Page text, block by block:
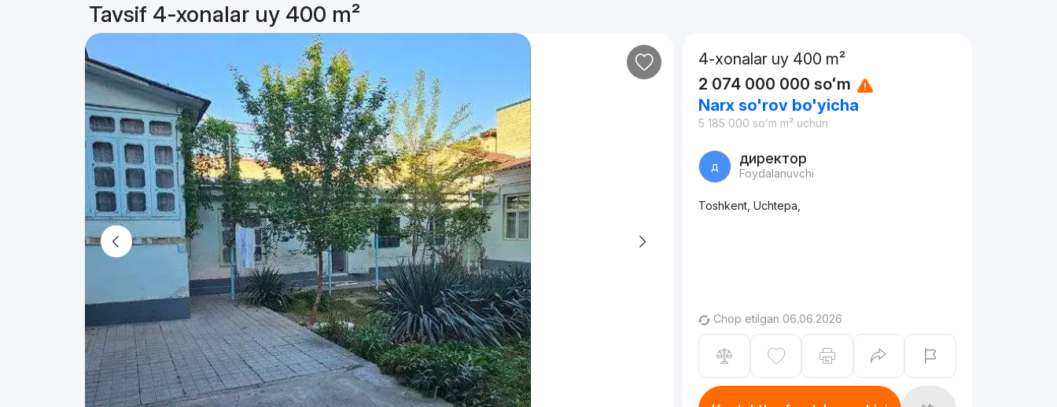
Tavsif 4-xonalar uy 400 m²
4-xonalar uy 400 m²
2 074 000 000 soʻm
Narx so'rov bo'yicha
5 185 000 soʻm m² uchun
д директор
Foydalanuvchi
Toshkent, Uchtepa,
Chop etilgan 06.06.2026